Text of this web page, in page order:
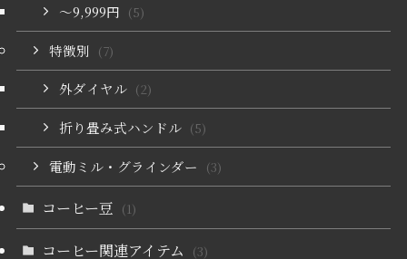
〜9,999円 (5)
特徴別 (7)
外ダイヤル (2)
折り畳み式ハンドル (5)
電動ミル・グラインダー (3)
コーヒー豆 (1)
コーヒー関連アイテム (3)